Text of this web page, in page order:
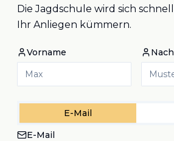
Die Jagdschule wird sich
Ihr Anliegen kümmern.
Vorname
E-Mail
E-Mail